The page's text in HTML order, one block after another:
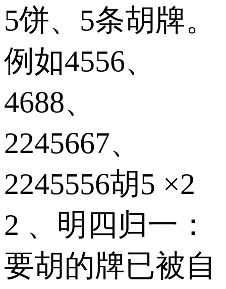
5饼、5条胡牌。
例如4556、
4688、
2245667、
2245556胡5 ×2
2 、明四归一：
要胡的牌已被自